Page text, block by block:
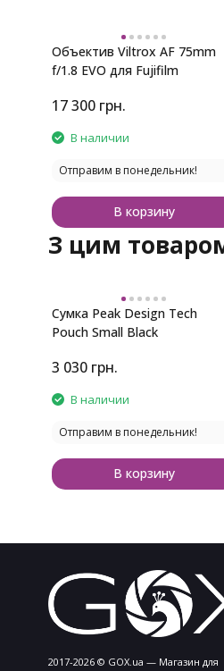
Объектив Viltrox AF 75mm
f/1.8 EVO для Fujifilm
17 300 грн.
В наличии
Отправим в понедельник!
В корзину
З цим
Сумка Peak Design Tech
Pouch Small Black
3 030 грн.
В наличии
Отправим в понедельник!
В корзину
2017-2026 © GOX.ua — Магазин для